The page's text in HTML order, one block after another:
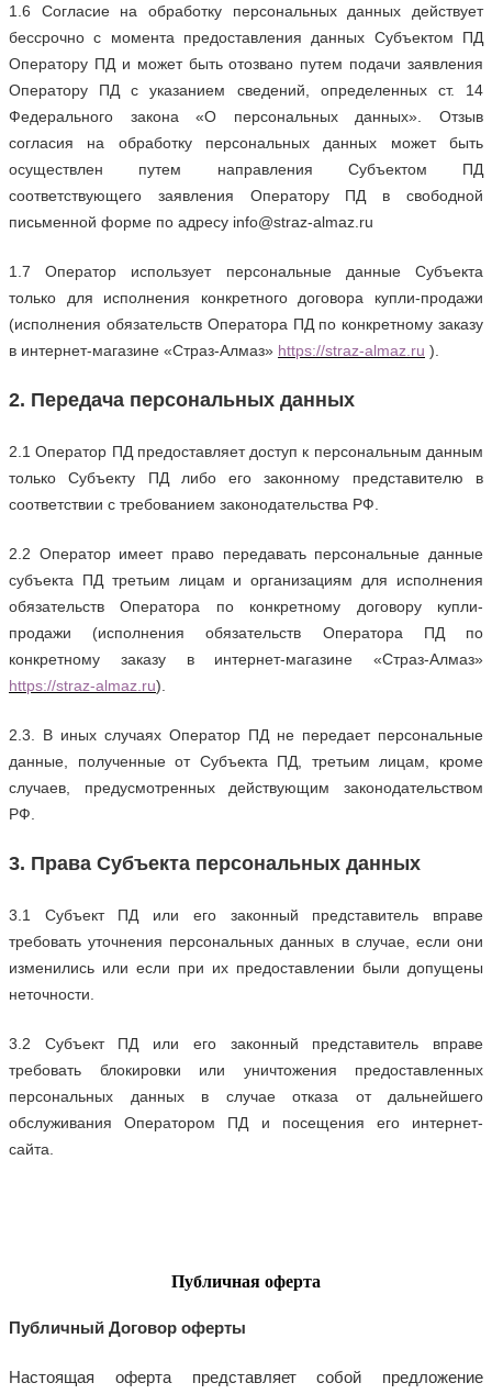
1.6 Согласие на обработку персональных данных действует
бессрочно с момента предоставления данных Субъектом ПД
Оператору ПД и может быть отозвано путем подачи заявления
Оператору ПД с указанием сведений, определенных ст. 14
Федерального закона «О персональных данных». Отзыв
согласия на обработку персональных данных может быть
осуществлен путем направления Субъектом ПД
соответствующего заявления Оператору ПД в свободной
письменной форме по адресу info@straz-almaz ru
1.7 Оператор использует персональные данные Субъекта
только для исполнения конкретного договора купли-продажи
(исполнения обязательств Оператора ПД по конкретному заказу
в интернет-магазине «Страз-Алмаз» https://straz-almaz .ru ).
2. Передача персональных данных
2.1 Оператор ПД предоставляет доступ к персональным данным
только Субъекту ПД либо его законному представителю в
соответствии с требованием законодательства РФ.
2.2 Оператор имеет право передавать персональные данные
субъекта ПД третьим лицам и организациям для исполнения
обязательств Оператора по конкретному договору купли-
продажи (исполнения обязательств Оператора ПД по
конкретному заказу в интернет-магазине «Страз-Алмаз»
https://straz-almaz .ru).
2.3. В иных случаях Оператор ПД не передает персональные
данные, полученные от Субъекта ПД, третьим лицам, кроме
случаев, предусмотренных действующим законодательством
РФ.
3. Права Субъекта персональных данных
3.1 Субъект ПД или его законный представитель вправе
требовать уточнения персональных данных в случае, если они
изменились или если при их предоставлении были допущены
неточности.
3.2 Субъект ПД или его законный представитель вправе
требовать блокировки или уничтожения предоставленных
персональных данных в случае отказа от дальнейшего
обслуживания Оператором ПД и посещения его интернет-
сайта.
Публичная оферта
Публичный Договор оферты
Настоящая оферта представляет собой предложение